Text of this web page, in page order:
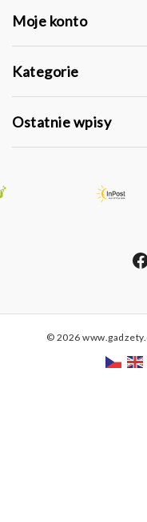
Moje konto
Kategorie
Ostatnie wpisy
© 2026